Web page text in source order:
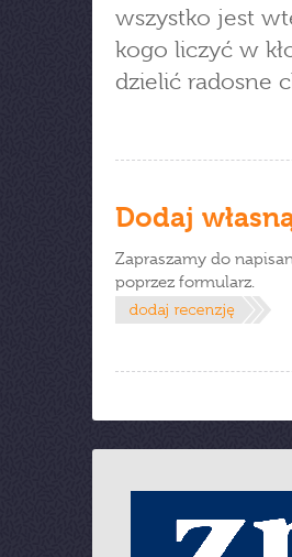
wszystko jest
kogo liczyć w
dzielić radosne
Dodaj
Zapraszamy do
poprzez formularz.